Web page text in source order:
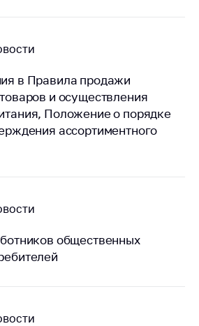
в Правила продажи
и осуществления
Положение о порядке
ассортиментного
общественных